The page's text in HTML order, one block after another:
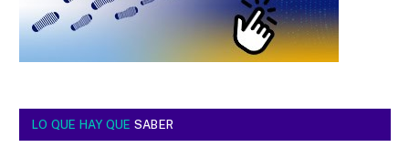
LO QUE HAY QUE SABER